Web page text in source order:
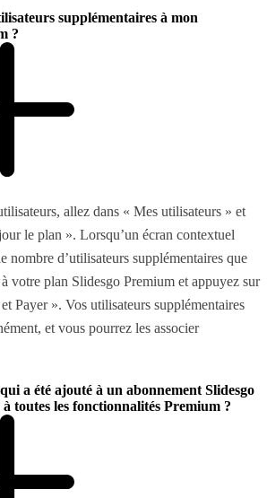
supplémentaires à mon
?
allez dans « Mes utilisateurs » et
le plan ». Lorsqu’un écran contextuel
nombre d’utilisateurs supplémentaires que
votre plan Slidesgo Premium et appuyez sur
Payer ». Vos utilisateurs supplémentaires
et vous pourrez les associer
a été ajouté à un abonnement Slidesgo
toutes les fonctionnalités Premium ?